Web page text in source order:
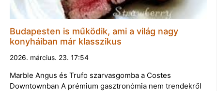
Budapesten is működik, ami a világ nagy
konyháiban már klasszikus
2026. március. 23. 17:54
Marble Angus és Trufo szarvasgomba a Costes
Downtownban A prémium gasztronómia nem trendekről